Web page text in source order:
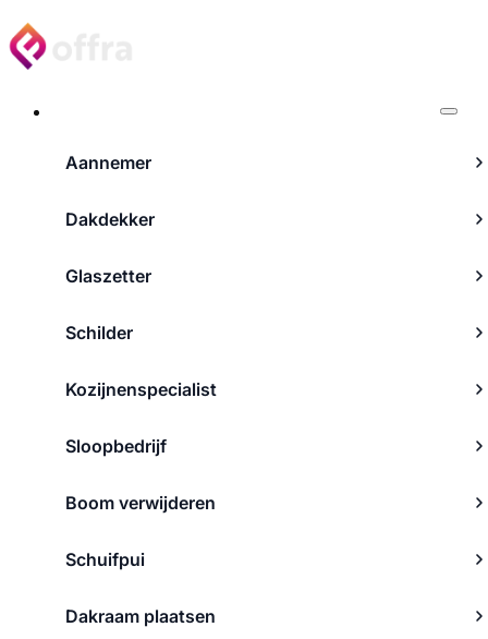
Aannemer
Dakdekker
Glaszetter
Schilder
Kozijnenspecialist
Sloopbedrijf
Boom verwijderen
Schuifpui
Dakraam plaatsen